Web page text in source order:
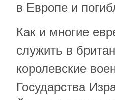
в Европе и
Как и многие
служить в
королевские
Государства